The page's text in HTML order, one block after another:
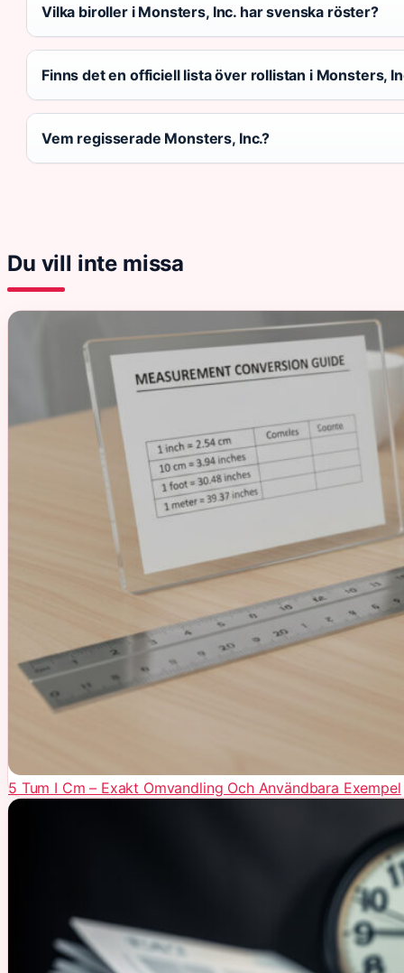
Vilka biroller i Monsters, Inc. har svenska röster?
Finns det en officiell lista över rollistan i Monsters,
Vem regisserade Monsters, Inc.?
Du vill inte missa
5 Tum I Cm – Exakt Omvandling Och Användbara Exempel